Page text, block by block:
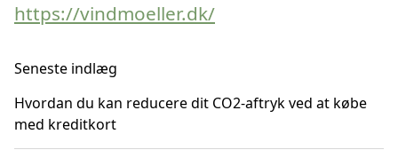
https://vindmoeller.dk/
Seneste indlæg
Hvordan du kan reducere dit CO2-aftryk ved at købe
med kreditkort